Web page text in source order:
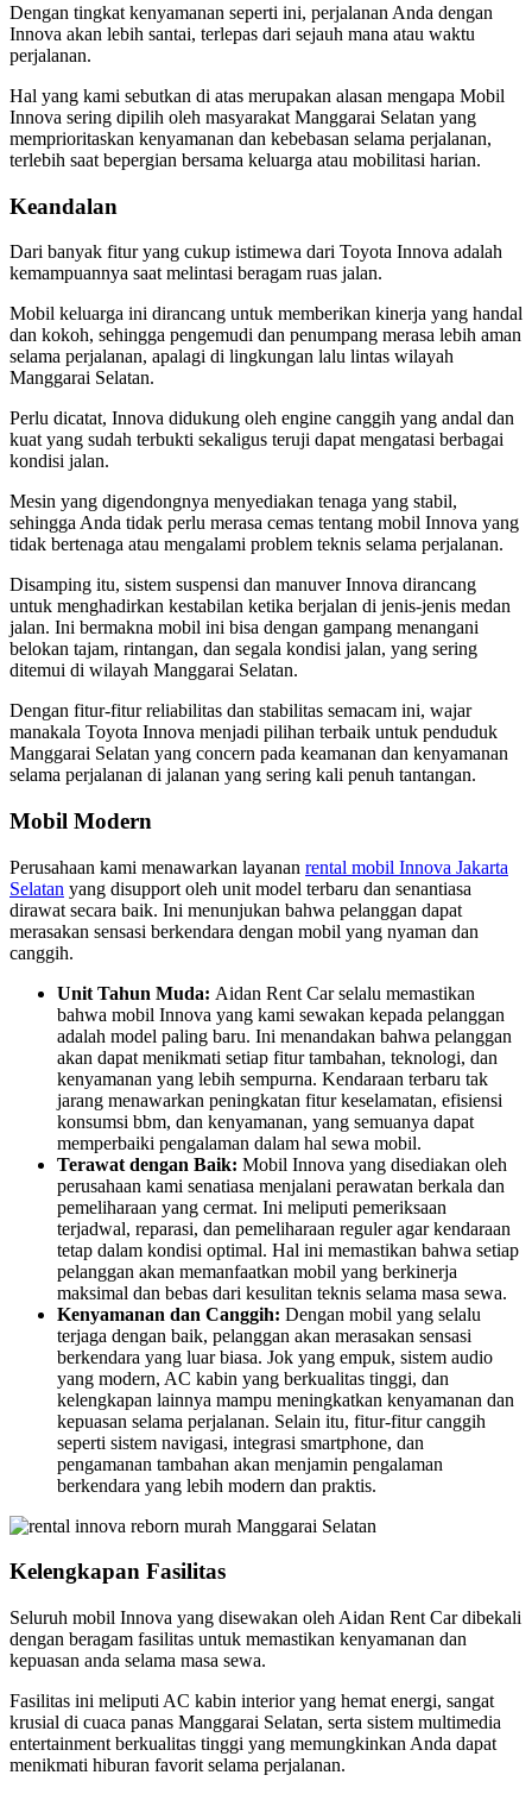
Dengan tingkat kenyamanan seperti ini, perjalanan Anda dengan
Innova akan lebih santai, terlepas dari sejauh mana atau waktu
perjalanan.
Hal yang kami sebutkan di atas merupakan alasan mengapa Mobil
Innova sering dipilih oleh masyarakat Manggarai Selatan yang
memprioritaskan kenyamanan dan kebebasan selama perjalanan,
terlebih saat bepergian bersama keluarga atau mobilitasi harian.
Keandalan
Dari banyak fitur yang cukup istimewa dari Toyota Innova adalah
kemampuannya saat melintasi beragam ruas jalan.
Mobil keluarga ini dirancang untuk memberikan kinerja yang handal
dan kokoh, sehingga pengemudi dan penumpang merasa lebih aman
selama perjalanan, apalagi di lingkungan lalu lintas wilayah
Manggarai Selatan.
Perlu dicatat, Innova didukung oleh engine canggih yang andal dan
kuat yang sudah terbukti sekaligus teruji dapat mengatasi berbagai
kondisi jalan.
Mesin yang digendongnya menyediakan tenaga yang stabil,
sehingga Anda tidak perlu merasa cemas tentang mobil Innova yang
tidak bertenaga atau mengalami problem teknis selama perjalanan.
Disamping itu, sistem suspensi dan manuver Innova dirancang
untuk menghadirkan kestabilan ketika berjalan di jenis-jenis medan
jalan. Ini bermakna mobil ini bisa dengan gampang menangani
belokan tajam, rintangan, dan segala kondisi jalan, yang sering
ditemui di wilayah Manggarai Selatan.
Dengan fitur-fitur reliabilitas dan stabilitas semacam ini, wajar
manakala Toyota Innova menjadi pilihan terbaik untuk penduduk
Manggarai Selatan yang concern pada keamanan dan kenyamanan
selama perjalanan di jalanan yang sering kali penuh tantangan.
Mobil Modern
Perusahaan kami menawarkan layanan rental mobil Innova Jakarta
Selatan yang disupport oleh unit model terbaru dan senantiasa
dirawat secara baik. Ini menunjukan bahwa pelanggan dapat
merasakan sensasi berkendara dengan mobil yang nyaman dan
canggih.
Unit Tahun Muda: Aidan Rent Car selalu memastikan
bahwa mobil Innova yang kami sewakan kepada pelanggan
adalah model paling baru. Ini menandakan bahwa pelanggan
akan dapat menikmati setiap fitur tambahan, teknologi, dan
kenyamanan yang lebih sempurna. Kendaraan terbaru tak
jarang menawarkan peningkatan fitur keselamatan, efisiensi
konsumsi bbm, dan kenyamanan, yang semuanya dapat
memperbaiki pengalaman dalam hal sewa mobil.
Terawat dengan Baik: Mobil Innova yang disediakan oleh
perusahaan kami senatiasa menjalani perawatan berkala dan
pemeliharaan yang cermat. Ini meliputi pemeriksaan
terjadwal, reparasi, dan pemeliharaan reguler agar kendaraan
tetap dalam kondisi optimal. Hal ini memastikan bahwa setiap
pelanggan akan memanfaatkan mobil yang berkinerja
maksimal dan bebas dari kesulitan teknis selama masa sewa.
Kenyamanan dan Canggih: Dengan mobil yang selalu
terjaga dengan baik, pelanggan akan merasakan sensasi
berkendara yang luar biasa. Jok yang empuk, sistem audio
yang modern, AC kabin yang berkualitas tinggi, dan
kelengkapan lainnya mampu meningkatkan kenyamanan dan
kepuasan selama perjalanan. Selain itu, fitur-fitur canggih
seperti sistem navigasi, integrasi smartphone, dan
pengamanan tambahan akan menjamin pengalaman
berkendara yang lebih modern dan praktis.
Kelengkapan Fasilitas
Seluruh mobil Innova yang disewakan oleh Aidan Rent Car dibekali
dengan beragam fasilitas untuk memastikan kenyamanan dan
kepuasan anda selama masa sewa.
Fasilitas ini meliputi AC kabin interior yang hemat energi, sangat
krusial di cuaca panas Manggarai Selatan, serta sistem multimedia
entertainment berkualitas tinggi yang memungkinkan Anda dapat
menikmati hiburan favorit selama perjalanan.